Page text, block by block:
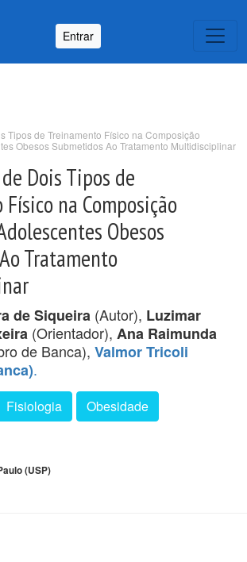
Entrar
Tipos de Treinamento Físico na Composição
Obesos Submetidos Ao Tratamento Multidisciplinar
Dois Tipos de
na Composição
Obesos
Tratamento
de Siqueira (Autor), Luzimar
(Orientador), Ana Raimunda
de Banca), Valmor Tricoli
.
Fisiologia
Obesidade
(USP)